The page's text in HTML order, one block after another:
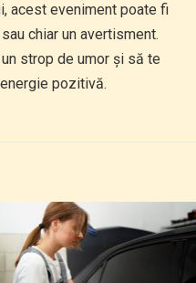
acest eveniment poate fi
chiar un avertisment.
strop de umor și să te
pozitivă.